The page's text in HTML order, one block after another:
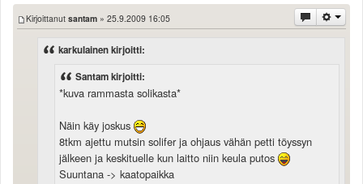
Uudet kommentit
MYYDÄÄN
Haku
Ajoneuvot
TIETOPANKKI
TAPAHTUMAT
MP15 kuvia
MP14 kuvia
Kirjoittanut santam » 25.9.2009 16:05
karkulainen kirjoitti:
Santam kirjoitti:
*kuva rammasta solikasta*
Näin käy joskus
8tkm ajettu mutsin solifer ja ohjaus vähän petti töyssyn
jälkeen ja keskituelle kun laitto niin keula putos
Suuntana -> kaatopaikka